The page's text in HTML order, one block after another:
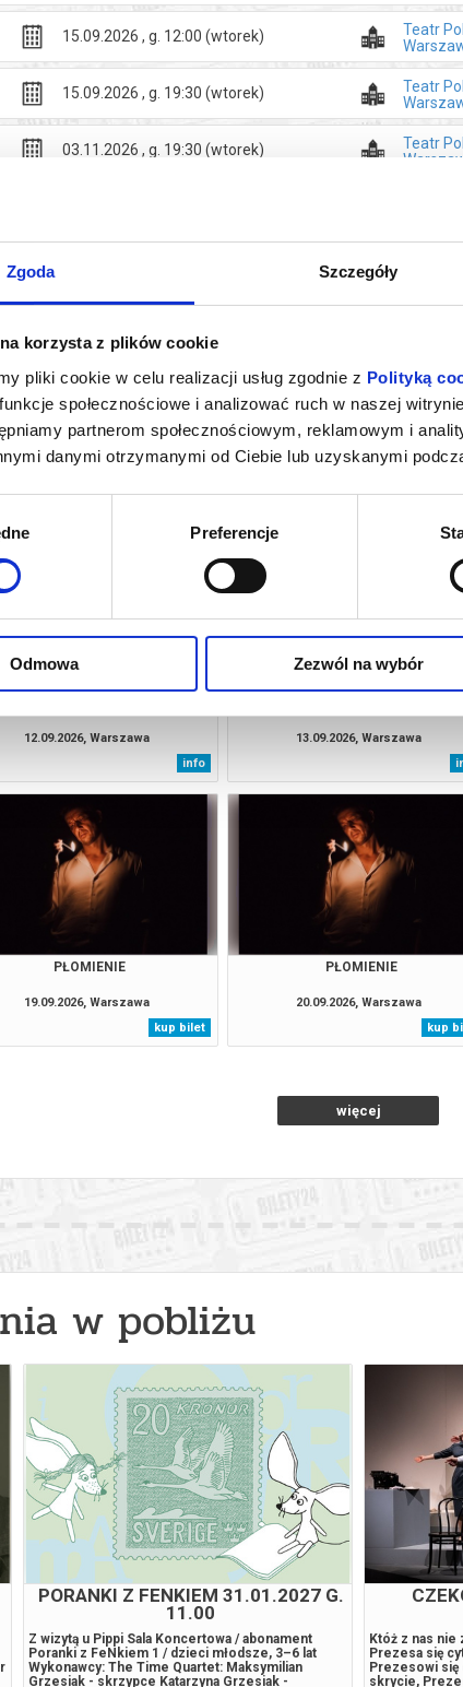
Zgoda Szczegóły
korzysta z plików cookie
pliki cookie w celu realizacji usług zgodnie z Polityką
społecznościowe i analizować ruch w naszej
partnerom społecznościowym, reklamowym i
danymi otrzymanymi od Ciebie lub uzyskanymi
Preferencje
Odmowa Zezwól na wybór
15.09.2026 , g. 12:00 (wtorek)
Teatr
15.09.2026 , g. 19:30 (wtorek)
Teatr
03.11.2026 , g. 19:30 (wtorek)
Teatr
05.11.2026 , g. 19:30(czwartek)
Teatr
12.09.2026, Warszawa
info
13.09.2026, Warszawa
PŁOMIENIE
19.09.2026, Warszawa
kup bilet
PŁOMIENIE
20.09.2026, Warszawa
kup
więcej
w pobliżu
PORANKI Z FENKIEM 31.01.2027 G.
11.00
Z wizytą u Pippi Sala Koncertowa / abonament
Poranki z FeNkiem 1 / dzieci młodsze, 3–6 lat
Wykonawcy: The Time Quartet: Maksymilian
Grzesiak - skrzypce Katarzyna Grzesiak -
Któż z nas nie
Prezesa się
Prezesowi się
skrycie,